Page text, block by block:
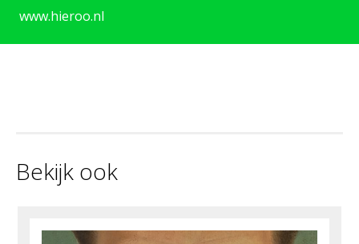
www.hieroo.nl
Bekijk ook